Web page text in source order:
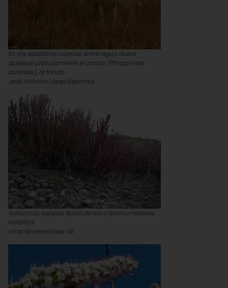
En los saladares cuando entra agua dulce
aparece profusamente el carrizo (Phragmites
australis), al fondo
José Antonio López Espinosa
Salicornia, especie típica de los criptohumedales
halófilos
Vicente Hernández Gil